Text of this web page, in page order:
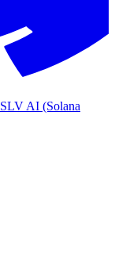
SLV AI (Solana